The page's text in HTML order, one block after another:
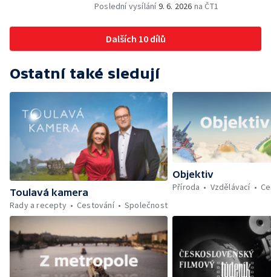
Poslední vysílání9. 6. 2026 na ČT1
Dalších 10 dílů
Ostatní také sledují
Toulavá kamera
Rady a recepty
Cestování Společnost
Objektiv
Příroda
Vzdělávací